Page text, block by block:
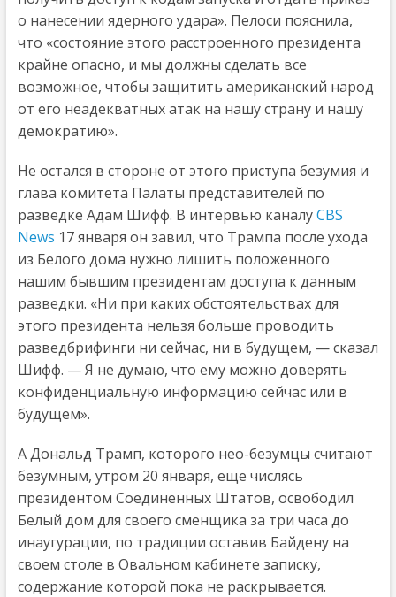
о нанесении ядерного удара». Пелоси пояснила,
что «состояние этого расстроенного президента
крайне опасно, и мы должны сделать все
возможное, чтобы защитить американский народ
от его неадекватных атак на нашу страну и нашу
демократию».
Не остался в стороне от этого приступа безумия и
глава комитета Палаты представителей по
разведке Адам Шифф. В интервью каналуCBS
News 17 января он завил, что Трампа после ухода
из Белого дома нужно лишить положенного
нашим бывшим президентам доступа к данным
разведки. «Ни при каких обстоятельствах для
этого президента нельзя больше проводить
разведбрифинги ни сейчас, ни в будущем, — сказал
Шифф. — Я не думаю, что ему можно доверять
конфиденциальную информацию сейчас или в
будущем».
А Дональд Трамп, которого нео-безумцы считают
безумным, утром 20 января, еще числясь
президентом Соединенных Штатов, освободил
Белый дом для своего сменщика за три часа до
инаугурации, по традиции оставив Байдену на
своем столе в Овальном кабинете записку,
содержание которой пока не раскрывается.